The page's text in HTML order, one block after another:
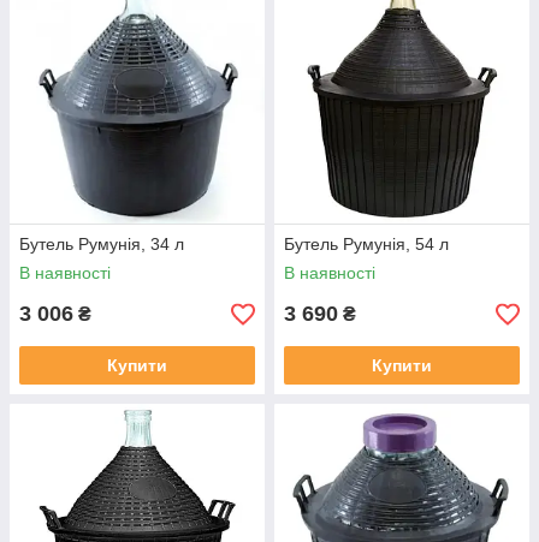
Бутель Румунія, 34 л
В наявності
3 006 ₴
Купити
Бутель Румунія, 54 л
В наявності
3 690 ₴
Купити